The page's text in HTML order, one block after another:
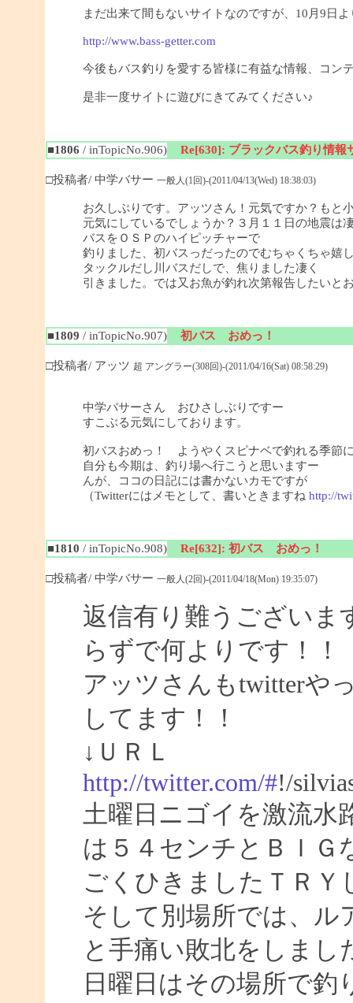
まだ出来て間もないサイトなのですが、10月9日
http://www.bass-getter.com
今後もバス釣りを愛する皆様に有益な情報、コン
是非一度サイトに遊びにきてみてください♪
■1806 / inTopicNo.906) Re[630]: ブラックバス釣り情報
□投稿者/ 中学バサー 一般人(1回)-(2011/04/13(Wed) 18:38:03)
お久しぶりです。アッツさん！元気ですか？もと
元気にしているでしょうか？３月１１日の地震は
バスをＯＳＰのハイピッチャーで
釣りました、初バスっだったのでむちゃくちゃ嬉
タックルだし川バスだしで、焦りました凄く
引きました。では又お魚が釣れ次第報告したいと
■1809 / inTopicNo.907) 初バス おめっ！
□投稿者/ アッツ 超 アングラー(308回)-(2011/04/16(Sat) 08:58:29)
中学バサーさん おひさしぶりですー
すこぶる元気にしております。
初バスおめっ！ ようやくスピナベで釣れる季節
自分も今期は、釣り場へ行こうと思いますー
んが、ココの日記には書かないカモですが
（Twitterにはメモとして、書いときますね http://
■1810 / inTopicNo.908) Re[632]: 初バス おめっ！
□投稿者/ 中学バサー 一般人(2回)-(2011/04/18(Mon) 19:35:07)
返信有り難うございま
らずで何よりです！！
アッツさんもtwitterや
してます！！
↓ＵＲＬ
http://twitter.com/#!/
土曜日ニゴイを激流水
は５４センチとＢＩＧ
ごくひきましたＴＲ
そして別場所では、ル
と手痛い敗北をしまし
日曜日はその場所で